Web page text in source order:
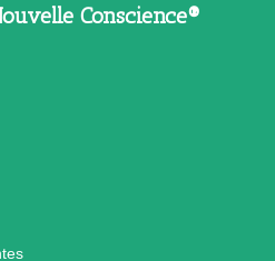
Conscience®